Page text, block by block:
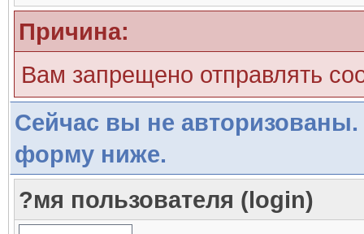
Причина:
Вам запрещено отправлять
Сейчас вы не авторизованы.
форму ниже.
?мя пользователя (login)